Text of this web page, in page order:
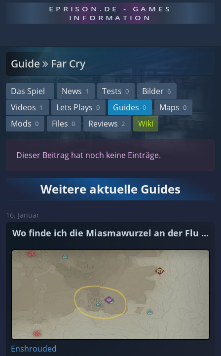
EPRISON.DE - GAMES
INFORMATION
Guide Far Cry
Das Spiel News 1 Tests 0 Bilder 6
Videos 1 Lets Plays 0 Guides 0 Maps 0
Mods 0 Files 0 Reviews 2 Wiki
Dieser Beitrag hat noch keine Einträge.
Weitere aktuelle Guides
16. Januar
Wo finde ich die Miasmawurzel an der Flu ...
Enshrouded